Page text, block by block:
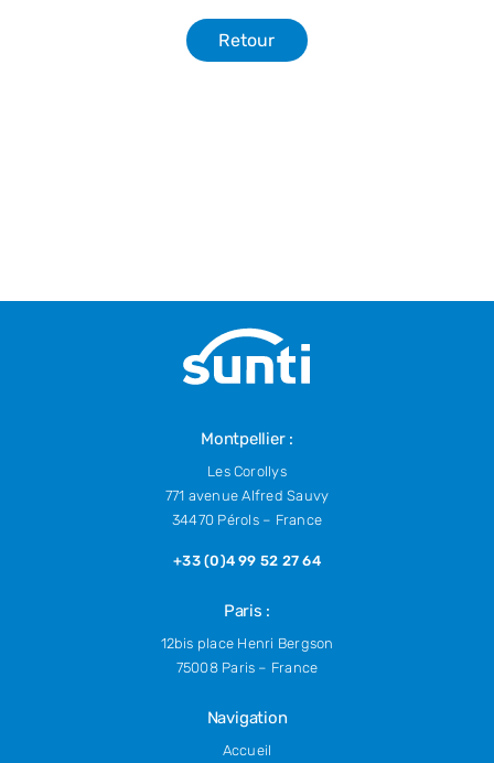
Retour
Montpellier :
Les Corollys
771 avenue Alfred Sauvy
34470 Pérols – France
+33 (0)4 99 52 27 64
Paris :
12bis place Henri Bergson
75008 Paris – France
Navigation
Accueil